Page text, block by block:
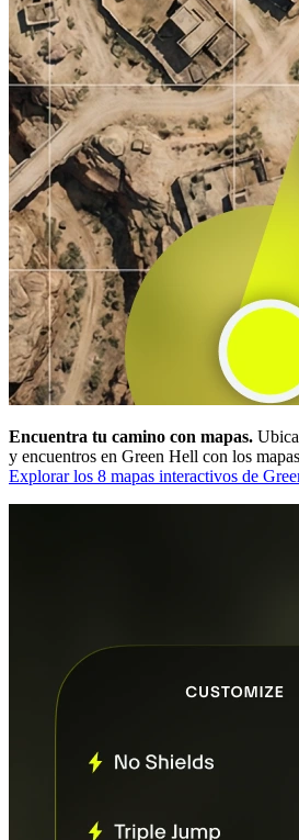
Encuentra tu camino con mapas.
y encuentros en Green Hell con los
Explorar los 8 mapas interactivos de